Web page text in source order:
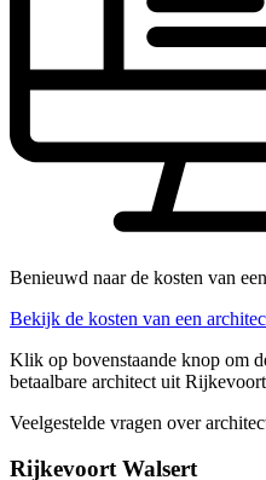
Benieuwd naar de kosten van
Bekijk de kosten van een
Klik op bovenstaande knop om
betaalbare architect uit
Veelgestelde vragen over
Rijkevoort Walsert